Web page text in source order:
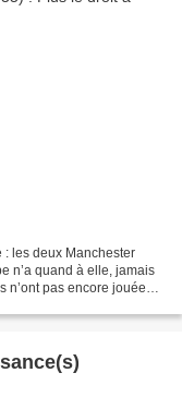
les deux Manchester
n’a quand à elle, jamais
n’ont pas encore jouée